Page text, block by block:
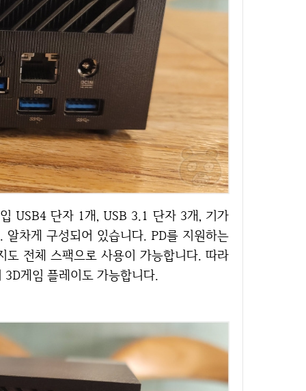
차게 구성되어 있습니다. PD를 지원하는
전체 스팩으로 사용이 가능합니다. 따라
게임 플레이도 가능합니다.